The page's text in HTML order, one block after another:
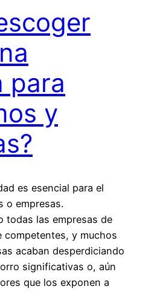
para
y
es esencial para el
o empresas.
todas las empresas de
competentes, y muchos
acaban desperdiciando
significativas o, aún
que los exponen a